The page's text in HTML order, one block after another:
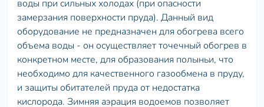
воды при сильных холодах (при опасности
замерзания поверхности пруда). Данный вид
оборудование не предназначен для обогрева всего
объема воды - он осуществляет точечный обогрев в
конкретном месте, для образования полыньи, что
необходимо для качественного газообмена в пруду,
и защиты обитателей пруда от недостатка
кислорода. Зимняя аэрация водоемов позволяет